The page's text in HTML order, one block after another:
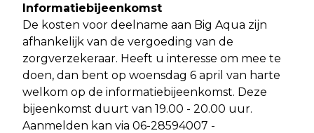
Informatiebijeenkomst
De kosten voor deelname aan Big Aqua zijn
afhankelijk van de vergoeding van de
zorgverzekeraar. Heeft u interesse om mee te
doen, dan bent op woensdag 6 april van harte
welkom op de informatiebijeenkomst. Deze
bijeenkomst duurt van 19.00 - 20.00 uur.
Aanmelden kan via 06-28594007 -